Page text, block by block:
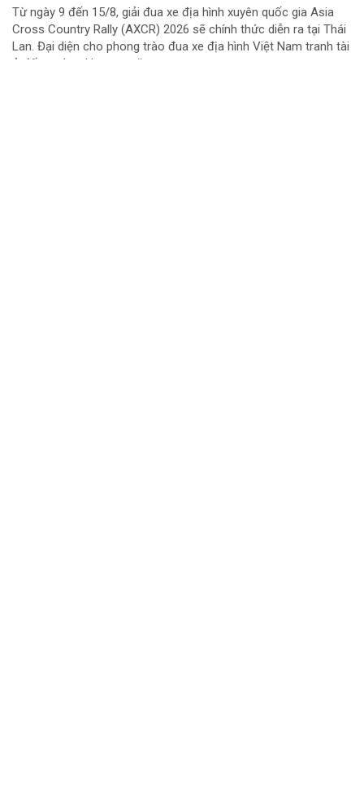
Từ ngày 9 đến 15/8, giải đua xe địa hình xuyên quốc gia Asia
Cross Country Rally (AXCR) 2026 sẽ chính thức diễn ra tại Thái
Lan. Đại diện cho phong trào đua xe địa hình Việt Nam tranh tài
ở đấu trường khu vực năm...